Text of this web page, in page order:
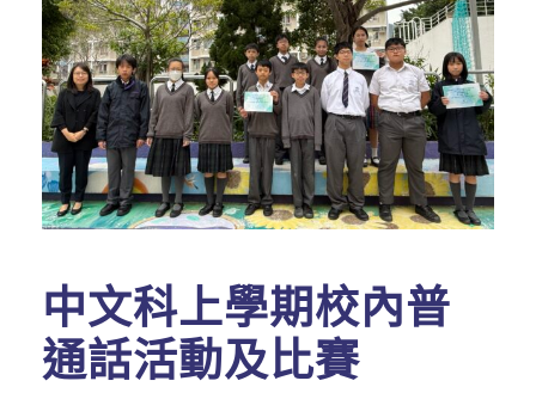
中文科上學期校內普
通話活動及比賽